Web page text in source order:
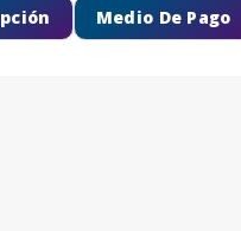
Medio De Pago